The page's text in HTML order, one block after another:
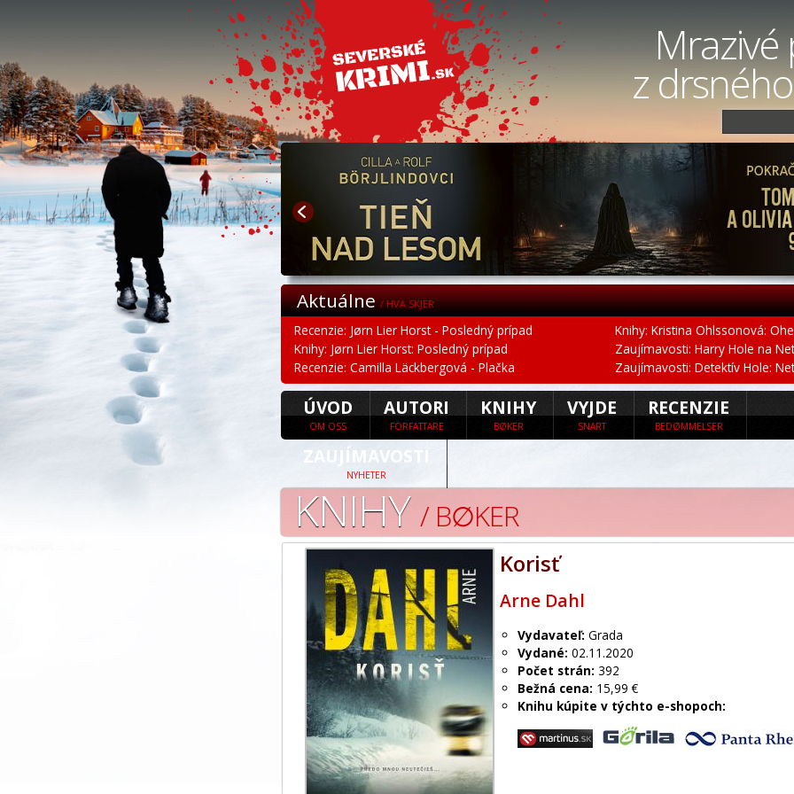
Mrazivé
z
Aktuálne/ HVA SKJER
Recenzie: Jørn Lier Horst - Posledný prípad
Knihy: Jørn Lier Horst: Posledný prípad
Recenzie: Camilla Läckbergová - Plačka
Knihy: Kristina Ohlssonová:
Zaujímavosti: Harry Hole na
Zaujímavosti: Detektív Hole:
ÚVOD
OM OSS
AUTORI
FÖRFATTARE
KNIHY
BØKER
VYJDE
SNART
RECENZIE
BEDØMMELSER
ZAUJÍMAVOSTI
NYHETER
KNIHY / B∅KER
Korisť
Arne Dahl
Vydavateľ: Grada
Vydané: 02.11.2020
Počet strán: 392
Bežná cena: 15,99 €
Knihu kúpite v týchto e-shopoch: